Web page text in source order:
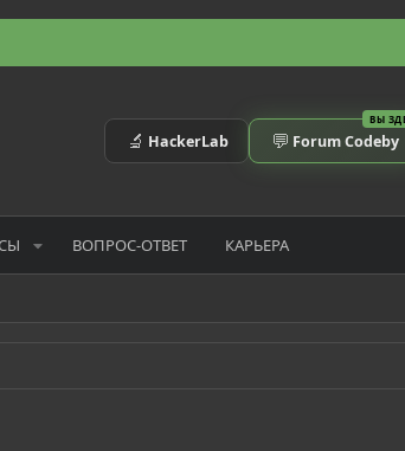
🔬 HackerLab
ВЫ
💬 Forum Codeby
ВОПРОС-ОТВЕТ КАРЬЕРА